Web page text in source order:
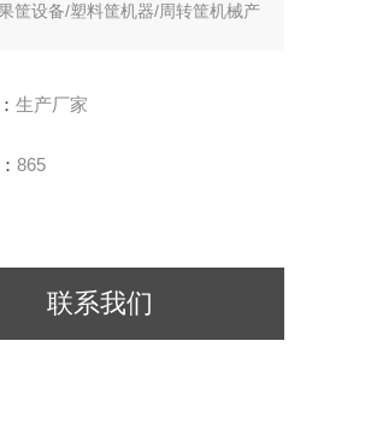
筐设备/塑料筐机器/周转筐机械产
生产厂家
865
联系我们